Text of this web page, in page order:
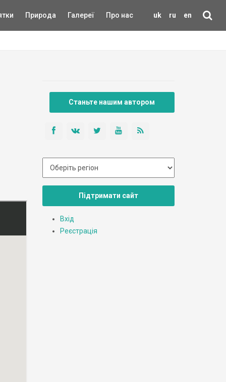
uk ru en
Природа Галереї Про нас
Станьте нашим автором
Підтримати сайт
Вхід
Реєстрація